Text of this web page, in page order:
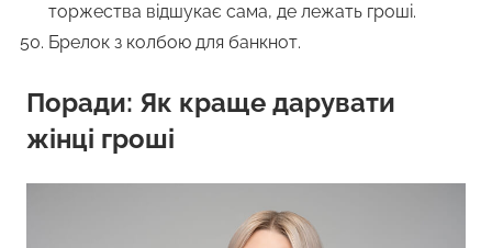
торжества відшукає сама, де лежать гроші.
Брелок з колбою для банкнот.
Поради: Як краще дарувати
жінці гроші